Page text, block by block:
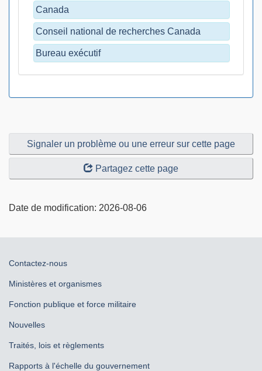
Canada
Conseil national de recherches Canada
Bureau exécutif
Signaler un problème ou une erreur sur cette page
Partagez cette page
Date de modification: 2026-08-06
Au
sujet
du
gouvernement
Contactez-nous
Ministères et organismes
Fonction publique et force militaire
Nouvelles
Traités, lois et règlements
Rapports à l'échelle du gouvernement